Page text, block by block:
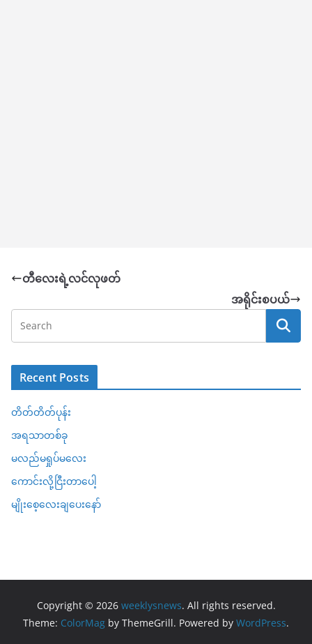
တီလေးရဲ့လင်လုဖတ်
အရိုင်းစပယ်
Recent Posts
တိတ်တိတ်ပုန်း
အရသာတစ်ခု
မလည်မရှုပ်မလေး
ကောင်းလို့ငြီးတာပေါ့
မျိုးစေ့လေးချပေးနော်
Copyright © 2026 weeklysnews. All rights reserved.
Theme: ColorMag by ThemeGrill. Powered by WordPress.